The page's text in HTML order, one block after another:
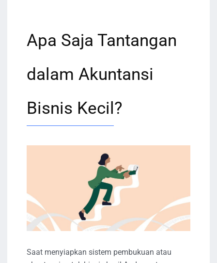
Apa Saja Tantangan
dalam Akuntansi
Bisnis Kecil?
Saat menyiapkan sistem pembukuan atau